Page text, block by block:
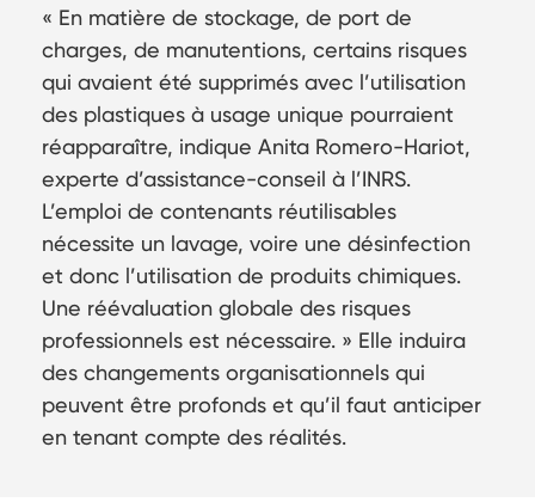
« En matière de stockage, de port de
charges, de manutentions, certains risques
qui avaient été supprimés avec l’utilisation
des plastiques à usage unique pourraient
réapparaître, indique Anita Romero-Hariot,
experte d’assistance-conseil à l’INRS.
L’emploi de contenants réutilisables
nécessite un lavage, voire une désinfection
et donc l’utilisation de produits chimiques.
Une réévaluation globale des risques
professionnels est nécessaire. » Elle induira
des changements organisationnels qui
peuvent être profonds et qu’il faut anticiper
en tenant compte des réalités.